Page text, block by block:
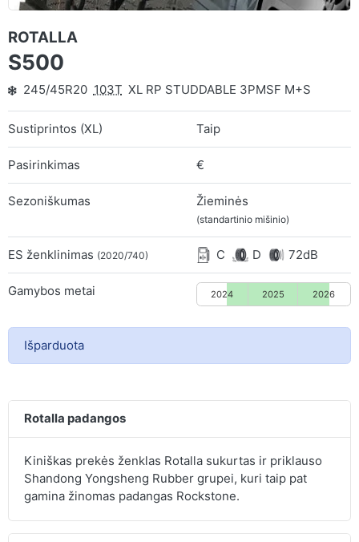
ROTALLA
S500
245/45R20 103T XL RP STUDDABLE 3PMSF M+S
Sustiprintos (XL) Taip
Pasirinkimas €
Sezoniškumas Žieminės
(standartinio mišinio)
ES ženklinimas (2020/740) C D 72dB
Gamybos metai 2024 2025 2026
Išparduota
Rotalla padangos
Kiniškas prekės ženklas Rotalla sukurtas ir priklauso
Shandong Yongsheng Rubber grupei, kuri taip pat
gamina žinomas padangas Rockstone.